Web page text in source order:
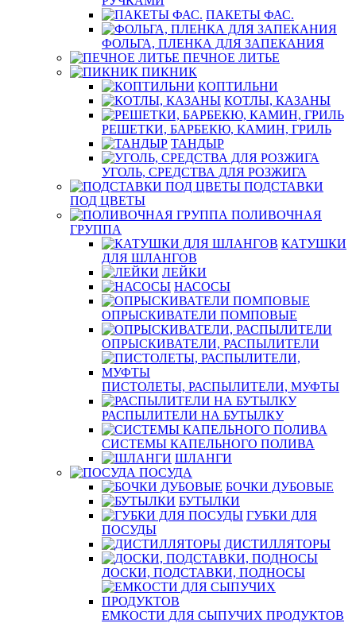
ПАКЕТЫ ФАС.
ФОЛЬГА, ПЛЕНКА ДЛЯ ЗАПЕКАНИЯ
ПЕЧНОЕ ЛИТЬЕ
ПИКНИК
КОПТИЛЬНИ
КОТЛЫ, КАЗАНЫ
РЕШЕТКИ, БАРБЕКЮ, КАМИН, ГРИЛЬ
ТАНДЫР
УГОЛЬ, СРЕДСТВА ДЛЯ РОЗЖИГА
ПОДСТАВКИ
ПОД ЦВЕТЫ
ПОЛИВОЧНАЯ
ГРУППА
КАТУШКИ
ДЛЯ ШЛАНГОВ
ЛЕЙКИ
НАСОСЫ
ОПРЫСКИВАТЕЛИ ПОМПОВЫЕ
ОПРЫСКИВАТЕЛИ, РАСПЫЛИТЕЛИ
ПИСТОЛЕТЫ, РАСПЫЛИТЕЛИ, МУФТЫ
РАСПЫЛИТЕЛИ НА БУТЫЛКУ
СИСТЕМЫ КАПЕЛЬНОГО ПОЛИВА
ШЛАНГИ
ПОСУДА
БОЧКИ ДУБОВЫЕ
БУТЫЛКИ
ГУБКИ ДЛЯ
ПОСУДЫ
ДИСТИЛЛЯТОРЫ
ДОСКИ, ПОДСТАВКИ, ПОДНОСЫ
ЕМКОСТИ ДЛЯ СЫПУЧИХ ПРОДУКТОВ